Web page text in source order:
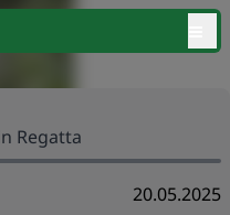
Regatta
20.05.2025